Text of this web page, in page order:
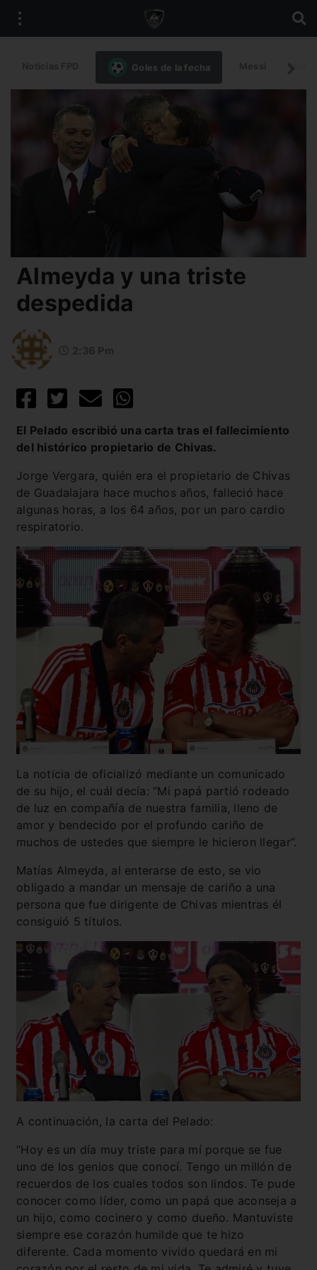
Goles de la fecha
Almeyda y una triste
despedida
El Pelado escribió una carta tras el fallecimiento
del histórico propietario de Chivas.
Jorge Vergara, quién era el propietario de Chivas
de Guadalajara hace muchos años, falleció hace
algunas horas, a los 64 años, por un paro cardio
respiratorio.
La noticia de oficializó mediante un comunicado
de su hijo, el cuál decía: “Mi papá partió rodeado
de luz en compañía de nuestra familia, lleno de
amor y bendecido por el profundo cariño de
muchos de ustedes que siempre le hicieron llegar”.
Matías Almeyda, al enterarse de esto, se vio
obligado a mandar un mensaje de cariño a una
persona que fue dirigente de Chivas mientras él
consiguió 5 títulos.
A continuación, la carta del Pelado:
“Hoy es un día muy triste para mí porque se fue
uno de los genios que conocí. Tengo un millón de
recuerdos de los cuales todos son lindos. Te pude
conocer como líder, como un papá que aconseja a
un hijo, como cocinero y como dueño. Mantuviste
siempre ese corazón humilde que te hizo
diferente. Cada momento vivido quedará en mi